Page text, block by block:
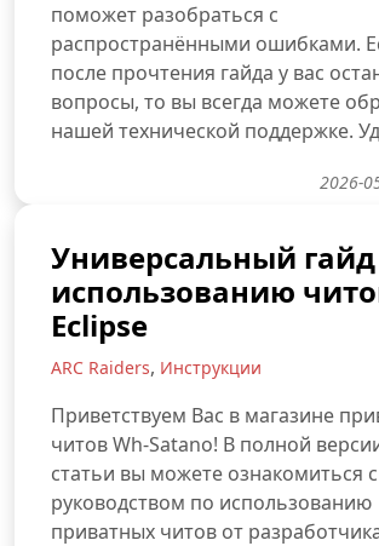
поможет разобраться с
распространёнными ошибками.
после прочтения гайда у вас
вопросы, то вы всегда можете
нашей технической поддержке.
2026-
Универсальный
использованию
Eclipse
ARC Raiders, Инструкции
Приветствуем Вас в магазине
читов Wh-Satano! В полной
статьи вы можете ознакомиться с
руководством по использованию
приватных читов от